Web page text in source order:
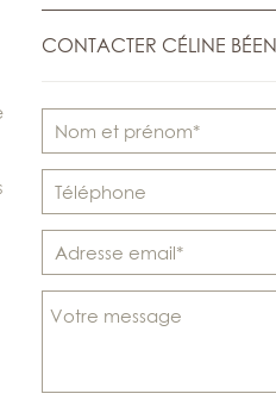
CONTACTER CÉLINE BÉEN